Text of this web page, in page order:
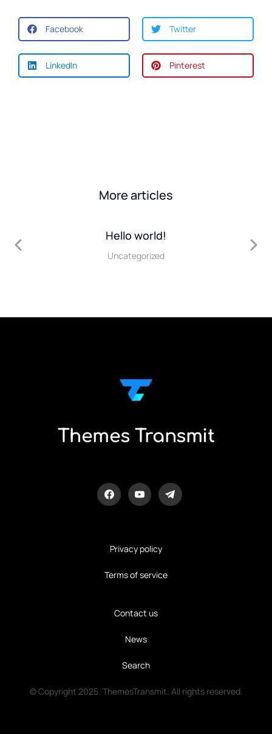
Facebook Twitter
LinkedIn Pinterest
More articles
Hello world!
Uncategorized
Themes Transmit
Privacy policy
Terms of service
Contact us
News
Search
© Copyright 2025. ThemesTransmit. All rights reserved.